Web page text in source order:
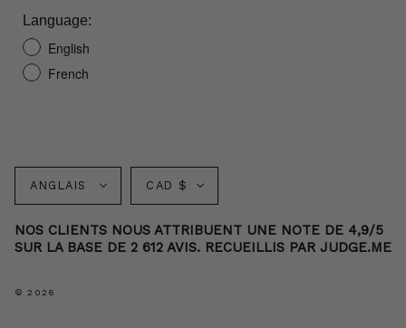
Language:
English
French
Langue
ANGLAIS Monnaie
CAD $
NOS CLIENTS NOUS ATTRIBUENT UNE NOTE DE 4,9/5
SUR LA BASE DE 2 612 AVIS. RECUEILLIS PAR JUDGE.ME
© 2026